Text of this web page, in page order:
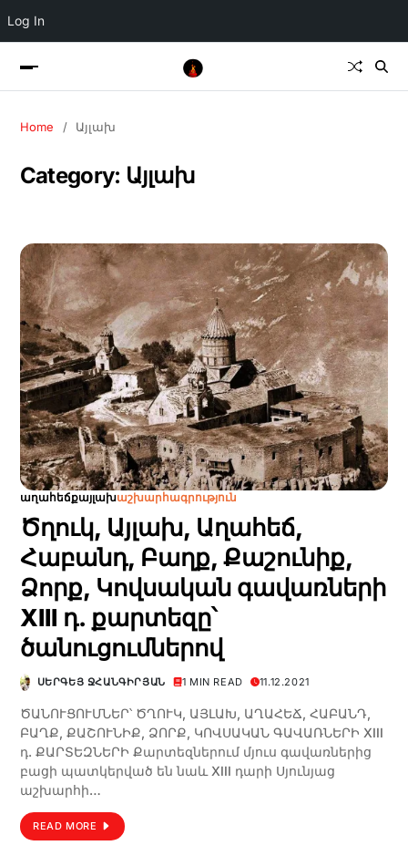
Log In
Home Այլախ
Category: Այլախ
աղահեճքայլախաշխարհագրություն
Ծղուկ, Այլախ, Աղահեճ,
Հաբանդ, Բաղք, Քաշունիք,
Ձորք, Կովսական գավառների
XIII դ. քարտեզը՝
ծանուցումներով
ՍԵՐԳԵՅ ՋՀԱՆԳԻՐՅԱՆ 1 MIN READ 11.12.2021
ԾԱՆՈՒՑՈՒՄՆԵՐ՝ ԾՂՈՒԿ, ԱՅԼԱԽ, ԱՂԱՀԵՃ, ՀԱԲԱՆԴ,
ԲԱՂՔ, ՔԱՇՈՒՆԻՔ, ՁՈՐՔ, ԿՈՎՍԱԿԱՆ ԳԱՎԱՌՆԵՐԻ XIII
դ. ՔԱՐՏԵԶՆԵՐԻ Քարտեզներում մյուս գավառներից
բացի պատկերված են նաև XIII դարի Սյունյաց
աշխարհի…
READ MORE